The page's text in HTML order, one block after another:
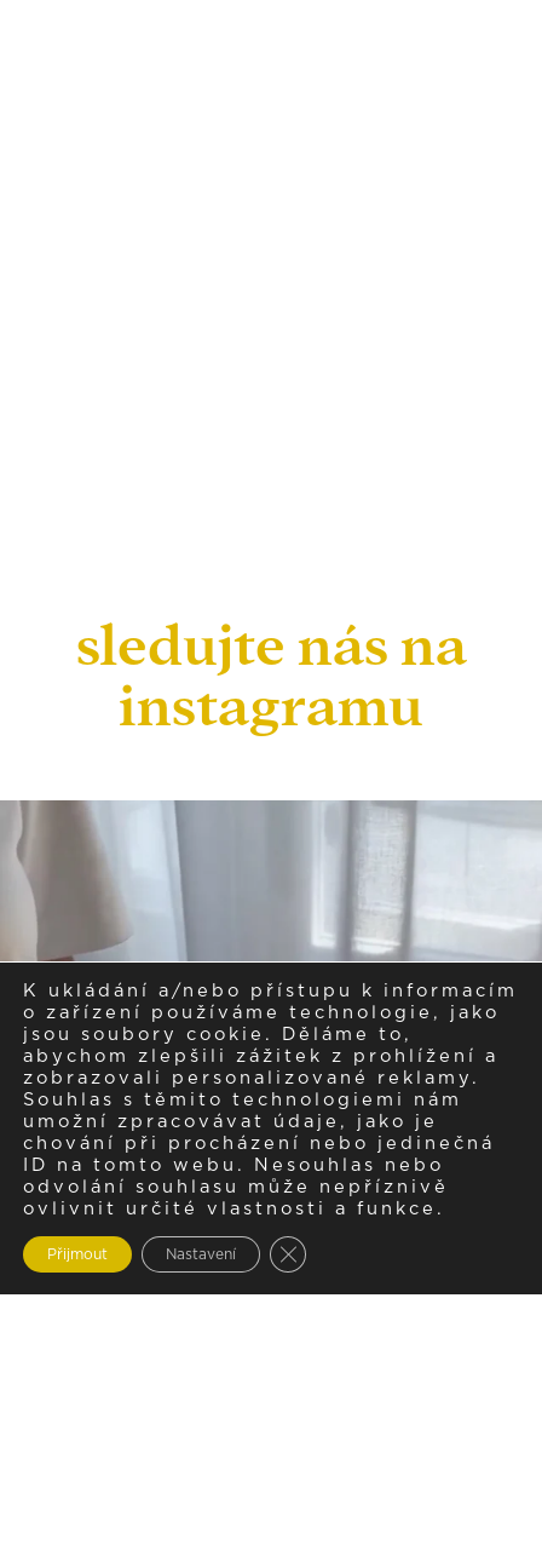
sledujte nás na
instagramu
K ukládání a/nebo přístupu k informacím
o zařízení používáme technologie, jako
jsou soubory cookie. Děláme to,
abychom zlepšili zážitek z prohlížení a
zobrazovali personalizované reklamy.
Souhlas s těmito technologiemi nám
umožní zpracovávat údaje, jako je
chování při procházení nebo jedinečná
ID na tomto webu. Nesouhlas nebo
odvolání souhlasu může nepříznivě
ovlivnit určité vlastnosti a funkce.
Přijmout Nastavení Zavřít cookie lištu GDPR